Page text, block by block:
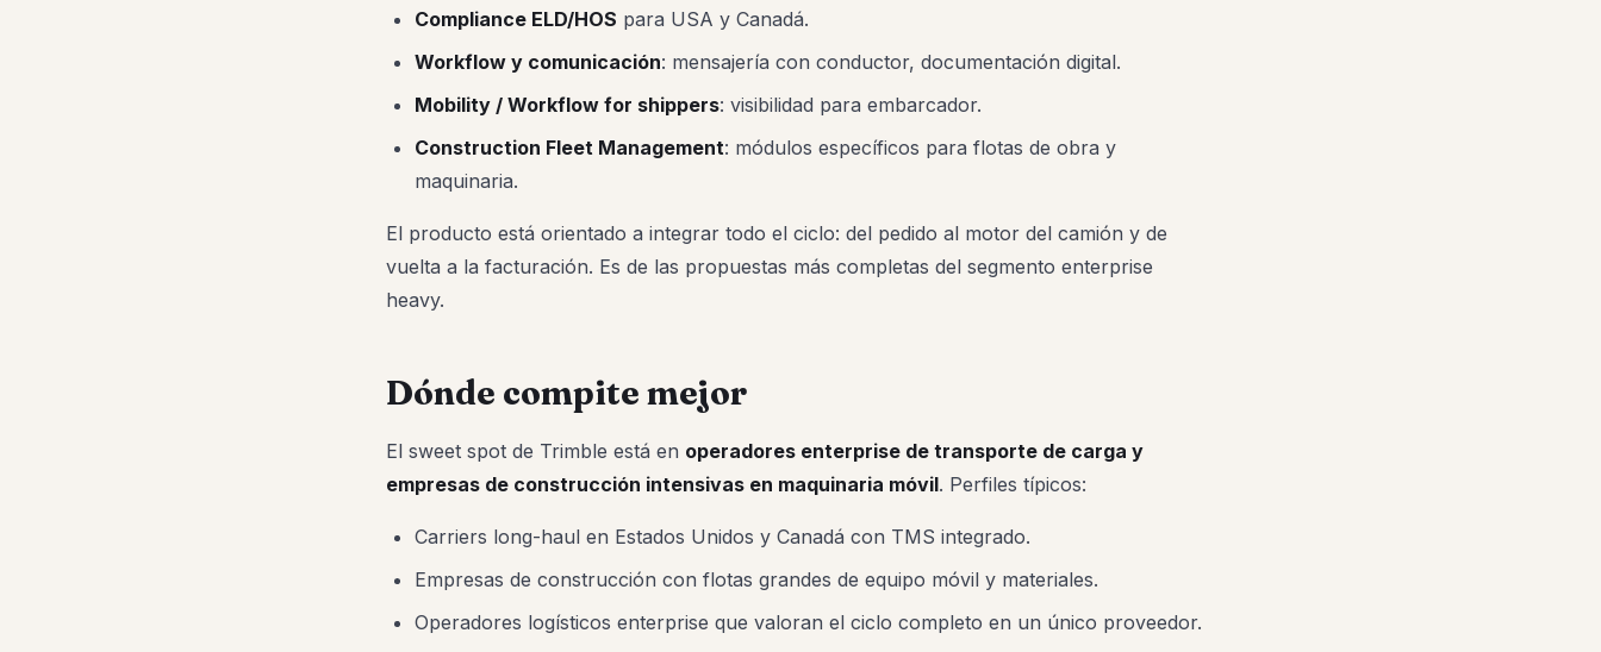
Compliance ELD/HOS para USA y Canadá.
Workflow y comunicación: mensajería con conductor, documentación digital.
Mobility / Workflow for shippers: visibilidad para embarcador.
Construction Fleet Management: módulos específicos para flotas de obra y
maquinaria.
El producto está orientado a integrar todo el ciclo: del pedido al motor del camión y de
vuelta a la facturación. Es de las propuestas más completas del segmento enterprise
heavy.
Dónde compite mejor
El sweet spot de Trimble está en operadores enterprise de transporte de carga y
empresas de construcción intensivas en maquinaria móvil. Perfiles típicos:
Carriers long-haul en Estados Unidos y Canadá con TMS integrado.
Empresas de construcción con flotas grandes de equipo móvil y materiales.
Operadores logísticos enterprise que valoran el ciclo completo en un único proveedor.